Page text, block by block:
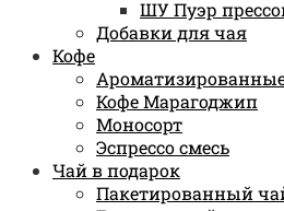
ШУ Пуэр
Добавки для чая
Кофе
Ароматизированные
Кофе Марагоджип
Моносорт
Эспрессо смесь
Чай в подарок
Пакетированный